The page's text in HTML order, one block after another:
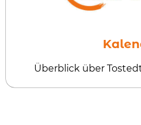
Überblick über